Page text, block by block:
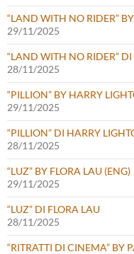
“LAND WITH NO RIDER”
29/11/2025
“LAND WITH NO RIDER”
28/11/2025
“PILLION” BY HARRY
29/11/2025
“PILLION” DI HARRY
28/11/2025
“LUZ” BY FLORA LAU (ENG)
29/11/2025
“LUZ” DI FLORA LAU
28/11/2025
“RITRATTI DI CINEMA” BY